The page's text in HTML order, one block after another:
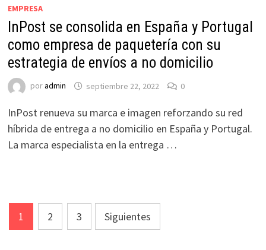
EMPRESA
InPost se consolida en España y Portugal
como empresa de paquetería con su
estrategia de envíos a no domicilio
poradmin septiembre 22, 2022 0
InPost renueva su marca e imagen reforzando su red
híbrida de entrega a no domicilio en España y Portugal.
La marca especialista en la entrega …
Paginación
de
1 2 3 Siguientes